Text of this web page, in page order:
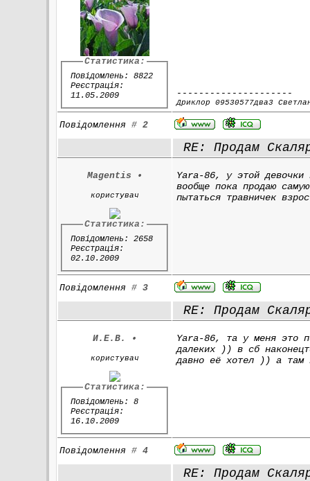
Статистика:
Повідомлень: 8822
Реєстрація:
11.05.2009
---------------------
Дриклор 09530577два3
Повідомлення#2
RE: Продам
Magentis •
користувач
Статистика:
Повідомлень: 2658
Реєстрація:
02.10.2009
Yara-86, у этой
вообще пока продаю
пытаться травничек
Повідомлення#3
RE: Продам
И.Е.В. •
користувач
Статистика:
Повідомлень: 8
Реєстрація:
16.10.2009
Yara-86, та у меня это
далеких )) в сб
давно её хотел )) а там
Повідомлення#4
RE: Продам